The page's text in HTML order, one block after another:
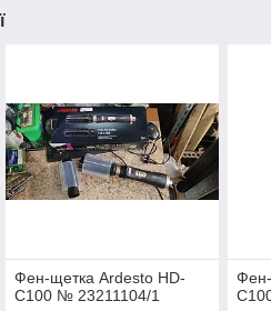
Фен-щетка Ardesto HD-
C100 № 23211104/1